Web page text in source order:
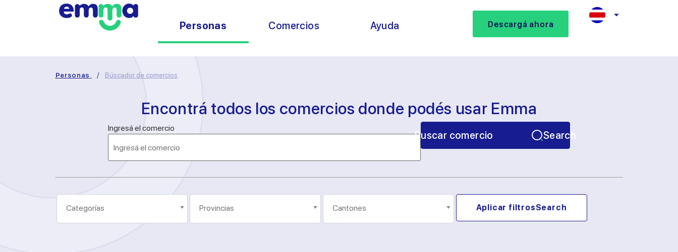
Personas Comercios Ayuda Descargá ahora
Personas / Búscador de comercios
Encontrá todos los comercios donde podés usar Emma
Ingresá el comercio
Buscar comercio Search
Aplicar filtrosSearch